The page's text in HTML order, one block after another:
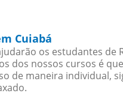
Cuiabá
os estudantes
dos nossos cursos é
de maneira individual,